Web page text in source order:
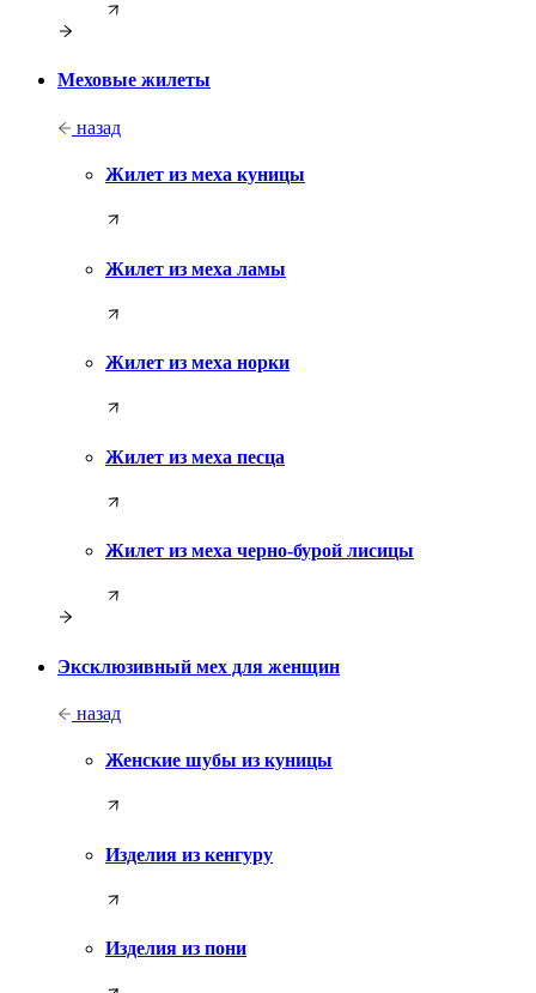
Меховые жилеты
назад
Жилет из меха куницы
Жилет из меха ламы
Жилет из меха норки
Жилет из меха песца
Жилет из меха черно-бурой лисицы
Эксклюзивный мех для женщин
назад
Женские шубы из куницы
Изделия из кенгуру
Изделия из пони